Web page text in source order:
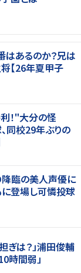
あるのか？兄は
【26年夏甲子
！"大分の怪
同校29年ぶりの
降臨の美人声優に
登場し可憐投球
ぎは？」浦田俊輔
時間弱」